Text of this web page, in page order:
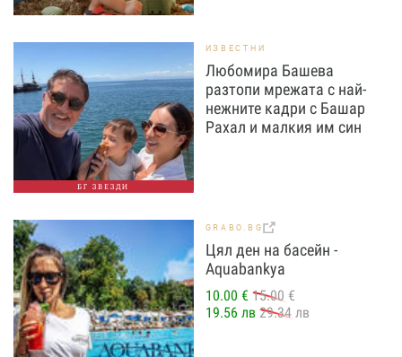
БГ ЗВЕЗДИ
ИЗВЕСТНИ
Любомира Башева
разтопи мрежата с най-
нежните кадри с Башар
Рахал и малкия им син
GRABO.BG
Цял ден на басейн -
Aquabankya
10.00 € 15.00 €
19.56 лв 29.34 лв